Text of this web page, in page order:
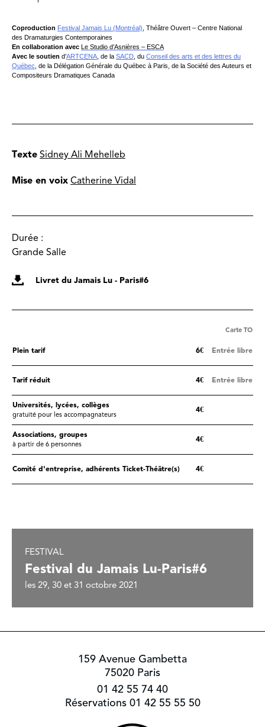
Coproduction Festival Jamais Lu (Montréal) , Théâtre Ouvert – Centre National
des Dramaturgies Contemporaines
En collaboration avec Le Studio d’Asnières – ESCA
Avec le soutien d’ARTCENA , de la SACD , du Conseil des arts et des lettres du
Québec , de la Délégation Générale du Québec à Paris, de la Société des Auteurs et
Compositeurs Dramatiques Canada
Texte Sidney Ali Mehelleb
Mise en voix Catherine Vidal
Durée :
Grande Salle
Livret du Jamais Lu - Paris#6
Carte TO
Plein tarif 6€ Entrée libre
Tarif réduit 4€ Entrée libre
Universités, lycées, collèges
gratuité pour les accompagnateurs
4€
Associations, groupes
à partir de 6 personnes
4€
Comité d'entreprise, adhérents Ticket-Théâtre(s) 4€
FESTIVAL
Festival du Jamais Lu-Paris#6
les 29, 30 et 31 octobre 2021
159 Avenue Gambetta
75020 Paris
01 42 55 74 40
Réservations 01 42 55 55 50